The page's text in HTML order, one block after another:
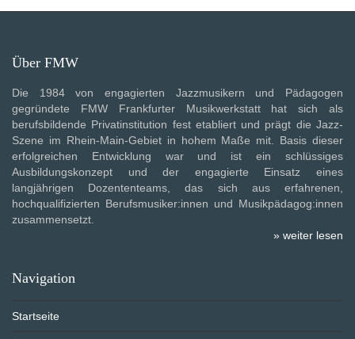
Über FMW
Die 1984 von engagierten Jazzmusikern und Pädagogen
gegründete FMW Frankfurter Musikwerkstatt hat sich als
berufsbildende Privatinstitution fest etabliert und prägt die Jazz-
Szene im Rhein-Main-Gebiet in hohem Maße mit. Basis dieser
erfolgreichen Entwicklung war und ist ein schlüssiges
Ausbildungskonzept und der engagierte Einsatz eines
langjährigen Dozententeams, das sich aus erfahrenen,
hochqualifizierten Berufsmusiker:innen und Musikpädagog:innen
zusammensetzt.
» weiter lesen
Navigation
Startseite